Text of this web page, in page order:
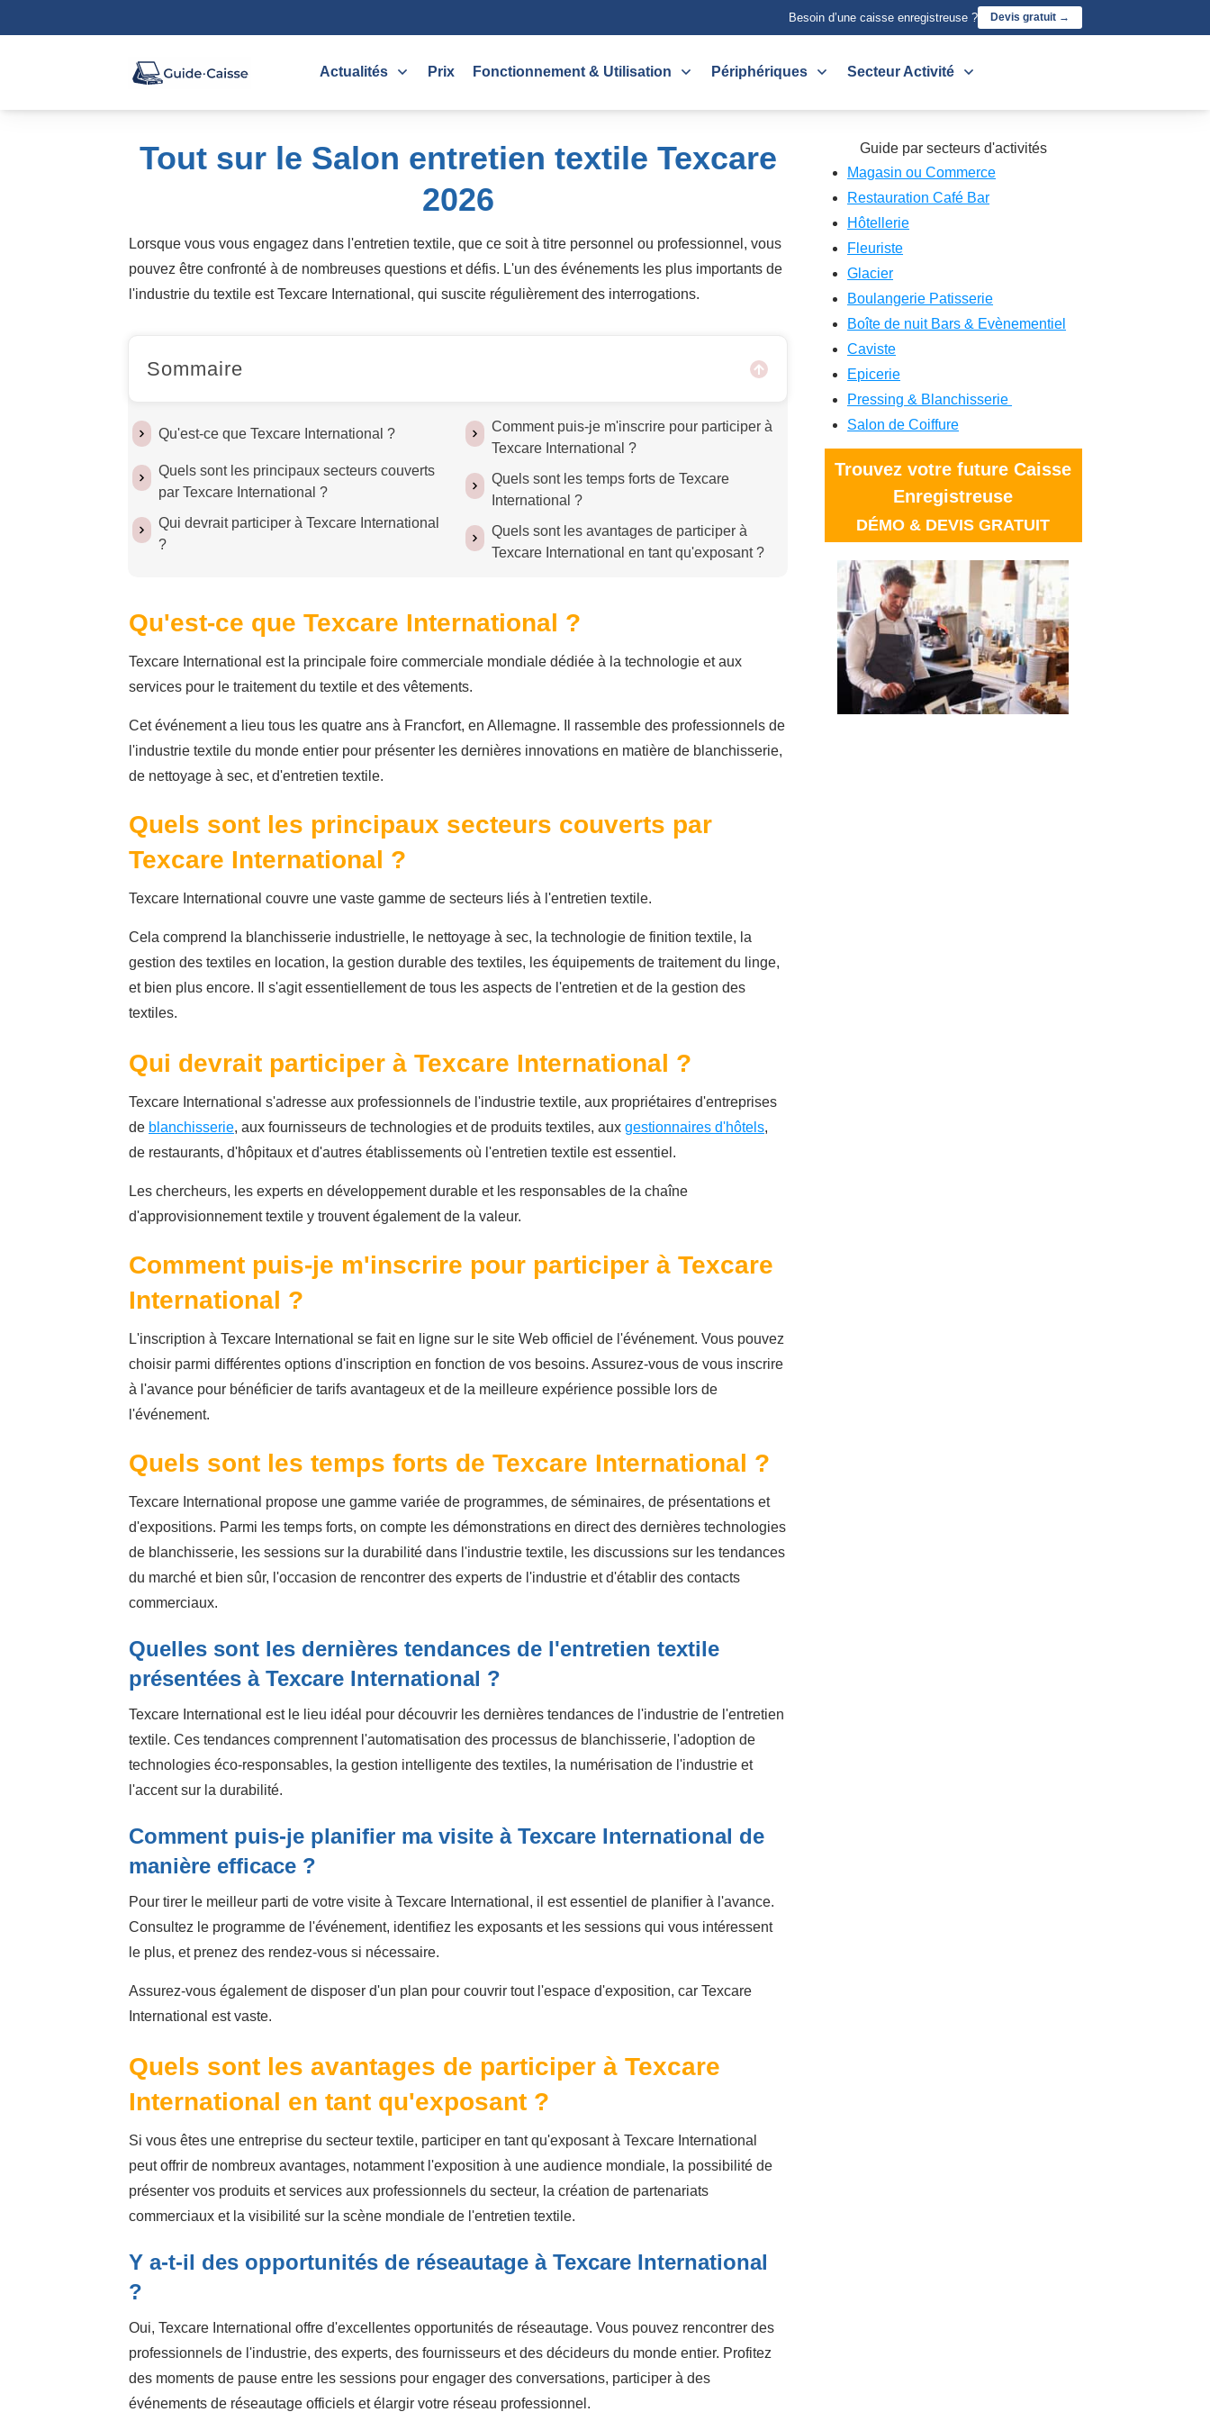
Actualités Prix Fonctionnement & Utilisation Périphériques Secteur Activité
Tout sur le Salon entretien textile Texcare
2026
Lorsque vous vous engagez dans l'entretien textile, que ce soit à titre personnel ou professionnel, vous
pouvez être confronté à de nombreuses questions et défis. L'un des événements les plus importants de
l'industrie du textile est Texcare International, qui suscite régulièrement des interrogations.
Sommaire
Qu'est-ce que Texcare International ?
Quels sont les principaux secteurs couverts
par Texcare International ?
Qui devrait participer à Texcare International
?
Comment puis-je m'inscrire pour participer à
Texcare International ?
Quels sont les temps forts de Texcare
International ?
Quels sont les avantages de participer à
Texcare International en tant qu'exposant ?
Qu'est-ce que Texcare International ?
Texcare International est la principale foire commerciale mondiale dédiée à la technologie et aux
services pour le traitement du textile et des vêtements.
Cet événement a lieu tous les quatre ans à Francfort, en Allemagne. Il rassemble des professionnels de
l'industrie textile du monde entier pour présenter les dernières innovations en matière de blanchisserie,
de nettoyage à sec, et d'entretien textile.
Quels sont les principaux secteurs couverts par
Texcare International ?
Texcare International couvre une vaste gamme de secteurs liés à l'entretien textile.
Cela comprend la blanchisserie industrielle, le nettoyage à sec, la technologie de finition textile, la
gestion des textiles en location, la gestion durable des textiles, les équipements de traitement du linge,
et bien plus encore. Il s'agit essentiellement de tous les aspects de l'entretien et de la gestion des
textiles.
Qui devrait participer à Texcare International ?
Texcare International s'adresse aux professionnels de l'industrie textile, aux propriétaires d'entreprises
de blanchisserie, aux fournisseurs de technologies et de produits textiles, aux gestionnaires d'hôtels,
de restaurants, d'hôpitaux et d'autres établissements où l'entretien textile est essentiel.
Les chercheurs, les experts en développement durable et les responsables de la chaîne
d'approvisionnement textile y trouvent également de la valeur.
Comment puis-je m'inscrire pour participer à Texcare
International ?
L'inscription à Texcare International se fait en ligne sur le site Web officiel de l'événement. Vous pouvez
choisir parmi différentes options d'inscription en fonction de vos besoins. Assurez-vous de vous inscrire
à l'avance pour bénéficier de tarifs avantageux et de la meilleure expérience possible lors de
l'événement.
Quels sont les temps forts de Texcare International ?
Texcare International propose une gamme variée de programmes, de séminaires, de présentations et
d'expositions. Parmi les temps forts, on compte les démonstrations en direct des dernières technologies
de blanchisserie, les sessions sur la durabilité dans l'industrie textile, les discussions sur les tendances
du marché et bien sûr, l'occasion de rencontrer des experts de l'industrie et d'établir des contacts
commerciaux.
Quelles sont les dernières tendances de l'entretien textile
présentées à Texcare International ?
Texcare International est le lieu idéal pour découvrir les dernières tendances de l'industrie de l'entretien
textile. Ces tendances comprennent l'automatisation des processus de blanchisserie, l'adoption de
technologies éco-responsables, la gestion intelligente des textiles, la numérisation de l'industrie et
l'accent sur la durabilité.
Comment puis-je planifier ma visite à Texcare International de
manière efficace ?
Pour tirer le meilleur parti de votre visite à Texcare International, il est essentiel de planifier à l'avance.
Consultez le programme de l'événement, identifiez les exposants et les sessions qui vous intéressent
le plus, et prenez des rendez-vous si nécessaire.
Assurez-vous également de disposer d'un plan pour couvrir tout l'espace d'exposition, car Texcare
International est vaste.
Quels sont les avantages de participer à Texcare
International en tant qu'exposant ?
Si vous êtes une entreprise du secteur textile, participer en tant qu'exposant à Texcare International
peut offrir de nombreux avantages, notamment l'exposition à une audience mondiale, la possibilité de
présenter vos produits et services aux professionnels du secteur, la création de partenariats
commerciaux et la visibilité sur la scène mondiale de l'entretien textile.
Y a-t-il des opportunités de réseautage à Texcare International
?
Oui, Texcare International offre d'excellentes opportunités de réseautage. Vous pouvez rencontrer des
professionnels de l'industrie, des experts, des fournisseurs et des décideurs du monde entier. Profitez
des moments de pause entre les sessions pour engager des conversations, participer à des
événements de réseautage officiels et élargir votre réseau professionnel.
Guide par secteurs d'activités
Magasin ou Commerce
Restauration Café Bar
Hôtellerie
Fleuriste
Glacier
Boulangerie Patisserie
Boîte de nuit Bars & Evènementiel
Caviste
Epicerie
Pressing & Blanchisserie
Salon de Coiffure
Trouvez votre future Caisse
Enregistreuse
DÉMO & DEVIS GRATUIT
Besoin d’une caisse enregistreuse ? Devis gratuit →